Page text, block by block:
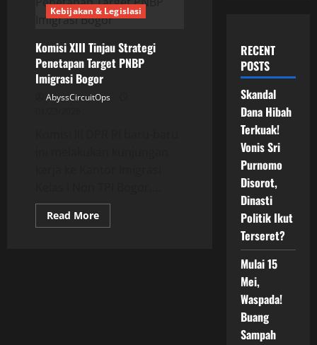
Kebijakan & Legislasi
Komisi XIII Tinjau Strategi
Penetapan Target PNBP
Imigrasi Bogor
AbyssCircuitOps
Read MoreRead
more
RECENT
POSTS
Skandal
Dana Hibah
Terkuak!
Vonis Sri
Purnomo
Disorot,
Dinasti
Politik Ikut
Terseret?
Mulai 15
Mei,
Waspada!
Buang
Sampah